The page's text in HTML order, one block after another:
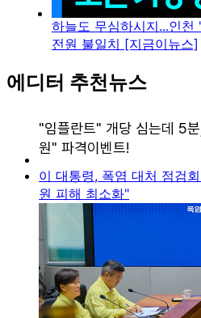
하늘도 무심하시지...인
전원 불일치 [지금이뉴스]
에디터 추천뉴스
이 대통령, 폭염 대처 점검
원 피해 최소화"